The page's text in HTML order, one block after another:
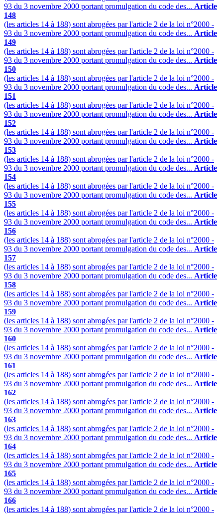
93 du 3 novembre 2000 portant promulgation du code des... Article
148
(les articles 14 à 188) sont abrogées par l'article 2 de la loi n°2000 -
93 du 3 novembre 2000 portant promulgation du code des... Article
149
(les articles 14 à 188) sont abrogées par l'article 2 de la loi n°2000 -
93 du 3 novembre 2000 portant promulgation du code des... Article
150
(les articles 14 à 188) sont abrogées par l'article 2 de la loi n°2000 -
93 du 3 novembre 2000 portant promulgation du code des... Article
151
(les articles 14 à 188) sont abrogées par l'article 2 de la loi n°2000 -
93 du 3 novembre 2000 portant promulgation du code des... Article
152
(les articles 14 à 188) sont abrogées par l'article 2 de la loi n°2000 -
93 du 3 novembre 2000 portant promulgation du code des... Article
153
(les articles 14 à 188) sont abrogées par l'article 2 de la loi n°2000 -
93 du 3 novembre 2000 portant promulgation du code des... Article
154
(les articles 14 à 188) sont abrogées par l'article 2 de la loi n°2000 -
93 du 3 novembre 2000 portant promulgation du code des... Article
155
(les articles 14 à 188) sont abrogées par l'article 2 de la loi n°2000 -
93 du 3 novembre 2000 portant promulgation du code des... Article
156
(les articles 14 à 188) sont abrogées par l'article 2 de la loi n°2000 -
93 du 3 novembre 2000 portant promulgation du code des... Article
157
(les articles 14 à 188) sont abrogées par l'article 2 de la loi n°2000 -
93 du 3 novembre 2000 portant promulgation du code des... Article
158
(les articles 14 à 188) sont abrogées par l'article 2 de la loi n°2000 -
93 du 3 novembre 2000 portant promulgation du code des... Article
159
(les articles 14 à 188) sont abrogées par l'article 2 de la loi n°2000 -
93 du 3 novembre 2000 portant promulgation du code des... Article
160
(les articles 14 à 188) sont abrogées par l'article 2 de la loi n°2000 -
93 du 3 novembre 2000 portant promulgation du code des... Article
161
(les articles 14 à 188) sont abrogées par l'article 2 de la loi n°2000 -
93 du 3 novembre 2000 portant promulgation du code des... Article
162
(les articles 14 à 188) sont abrogées par l'article 2 de la loi n°2000 -
93 du 3 novembre 2000 portant promulgation du code des... Article
163
(les articles 14 à 188) sont abrogées par l'article 2 de la loi n°2000 -
93 du 3 novembre 2000 portant promulgation du code des... Article
164
(les articles 14 à 188) sont abrogées par l'article 2 de la loi n°2000 -
93 du 3 novembre 2000 portant promulgation du code des... Article
165
(les articles 14 à 188) sont abrogées par l'article 2 de la loi n°2000 -
93 du 3 novembre 2000 portant promulgation du code des... Article
166
(les articles 14 à 188) sont abrogées par l'article 2 de la loi n°2000 -